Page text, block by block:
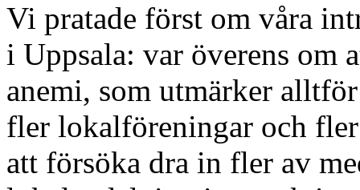
Vi pratade först om våra
i Uppsala: var överens om
anemi, som utmärker
fler lokalföreningar och
att försöka dra in fler av